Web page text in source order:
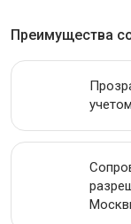
Преимущества